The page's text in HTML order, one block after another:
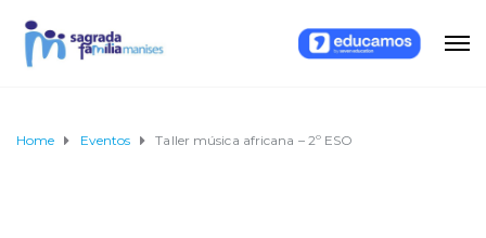
Home Eventos Taller música africana – 2º ESO